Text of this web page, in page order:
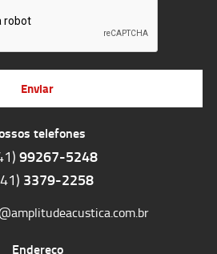
telefones
99267-5248
3379-2258
Endereço
Enviar